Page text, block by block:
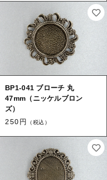
BP1-041 ブローチ 丸
47mm（ニッケルブロン
ズ）
250円
（税込）